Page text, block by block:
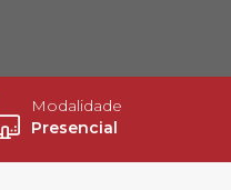
Modalidade
Presencial